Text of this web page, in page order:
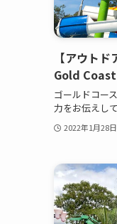
【アウト
Gold
ゴールドコー
力をお伝えして
2022年1月28日